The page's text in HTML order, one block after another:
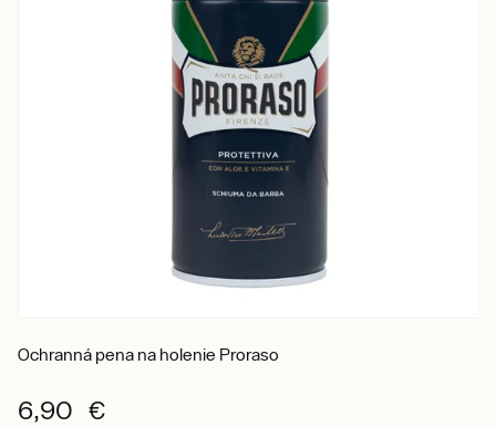
Ochranná pena na holenie Proraso
6,90 €